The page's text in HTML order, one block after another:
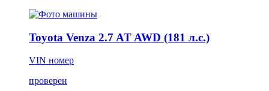
Toyota Venza 2.7 AT AWD (181 л.с.)
VIN номер
проверен